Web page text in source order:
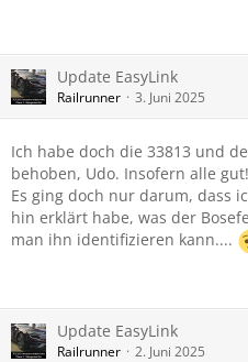
Update EasyLink
Railrunner 3. Juni 2025
Ich habe doch die 33813 und
behoben, Udo. Insofern alle gut!
Es ging doch nur darum, dass
hin erklärt habe, was der
man ihn identifizieren kann....
Update EasyLink
Railrunner 2. Juni 2025